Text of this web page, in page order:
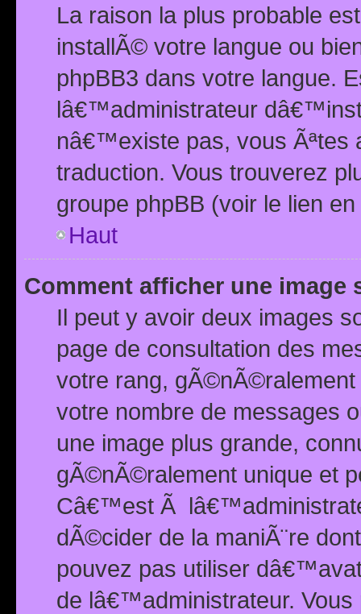
La raison la plus probable
installÃ© votre langue ou
phpBB3 dans votre langue.
lâ€™administrateur
nâ€™existe pas, vous Ãªtes
traduction. Vous trouverez
groupe phpBB (voir le lien
Haut
Comment afficher une image
Il peut y avoir deux images
page de consultation des
votre rang,
votre nombre de messages
une image plus grande,
gÃ©nÃ©ralement unique et
Câ€™est Ã
dÃ©cider de la maniÃ¨re
pouvez pas utiliser
de lâ€™administrateur.